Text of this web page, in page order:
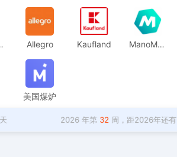
Allegro Kaufland ManoMano
美国煤炉
2026 年第32周，距2026年还有147天